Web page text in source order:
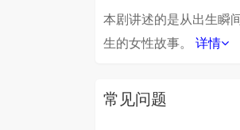
本剧讲述的是从出生瞬
生的女性故事。
详情
常见问题